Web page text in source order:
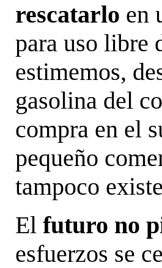
rescatarlo en
para uso libre
estimemos,
gasolina del
compra en el
pequeño
tampoco
El futuro no
esfuerzos se